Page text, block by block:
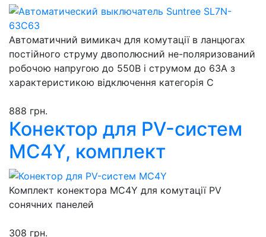
Автоматичний вимикач для комутації в ланцюгах
постійного струму двополюсний не-поляризований
робочою напругою до 550В і струмом до 63А з
характеристикою відключення категорія С
888 грн.
Конектор для PV-систем
MC4Y, комплект
Комплект конектора MC4Y для комутації PV
сонячних панелей
308 грн.